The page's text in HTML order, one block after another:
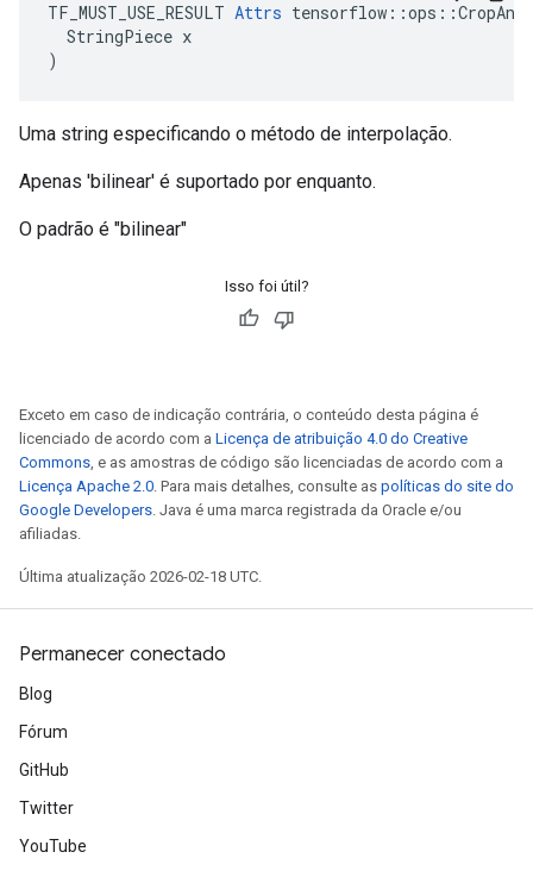
TF_MUST_USE_RESULT Attrs
  StringPiece x
)
Uma string especificando o método de interpolação.
Apenas 'bilinear' é suportado por enquanto.
O padrão é "bilinear"
Isso foi útil?
Exceto em caso de indicação contrária, o conteúdo desta página é
licenciado de acordo com a Licença de atribuição 4.0 do Creative
Commons, e as amostras de código são licenciadas de acordo com a
Licença Apache 2.0. Para mais detalhes, consulte as políticas do site do
Google Developers. Java é uma marca registrada da Oracle e/ou
afiliadas.
Última atualização 2026-02-18 UTC.
Permanecer conectado
Blog
Fórum
GitHub
Twitter
YouTube